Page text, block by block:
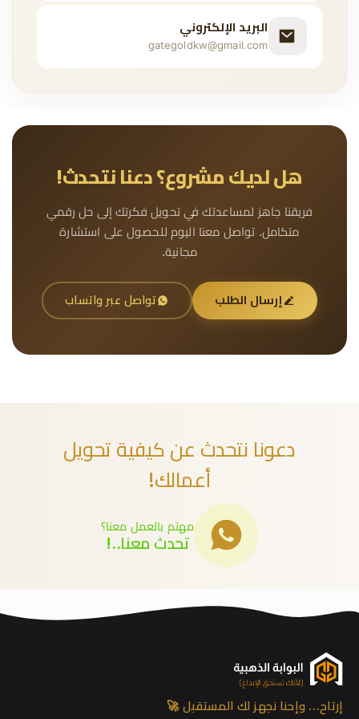
البريد الإلكتروني
gategoldkw@gmail.com
هل لديك مشروع؟ دعنا نتحدث!
فريقنا جاهز لمساعدتك في تحويل فكرتك إلى حل رقمي
متكامل. تواصل معنا اليوم للحصول على استشارة
مجانية.
إرسال الطلب تواصل عبر واتساب
دعونا نتحدث عن كيفية تحويل
أعمالك!
مهتم بالعمل معنا؟
تحدث معنا..!
إرتاح… وإحنا نجهز لك المستقبل 🚀